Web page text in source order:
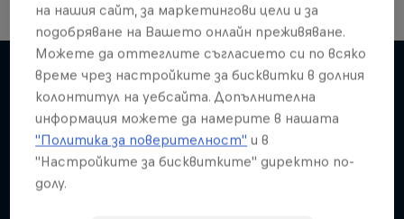
Подобни
на нашия сайт, за маркетингови цели и за
подобряване на Вашето онлайн преживяване.
Можете да оттеглите съгласието си по всяко
време чрез настройките за бисквитки в долния
колонтитул на уебсайта. Допълнителна
информация можете да намерите в нашата
"Политика за поверителност" и в
"Настройките за бисквитките" директно по-
долу.